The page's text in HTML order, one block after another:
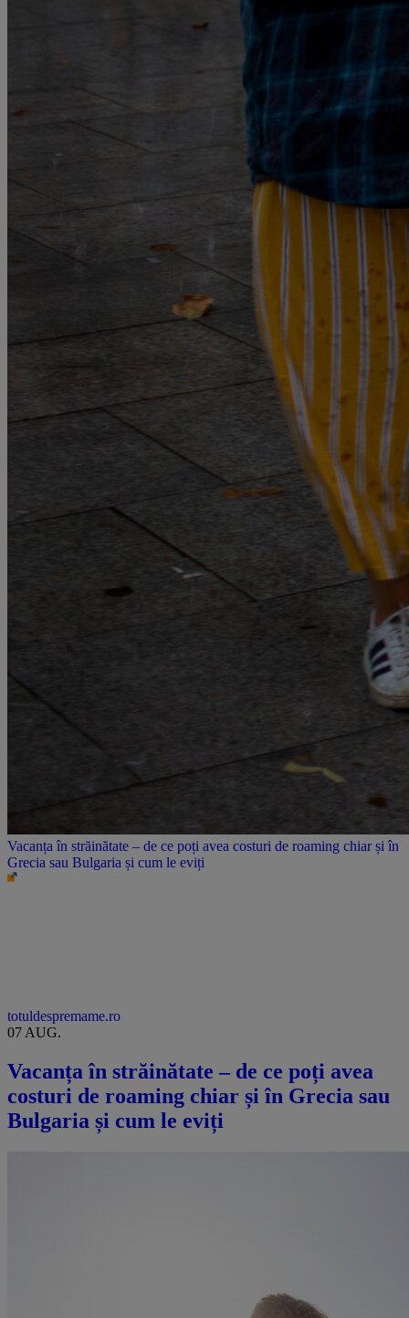
Vacanța în străinătate – de ce poți avea costuri de roaming chiar și în
Grecia sau Bulgaria și cum le eviți
totuldespremame.ro
07 AUG.
Vacanța în străinătate – de ce poți avea
costuri de roaming chiar și în Grecia sau
Bulgaria și cum le eviți